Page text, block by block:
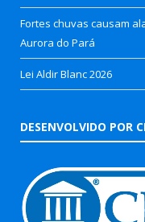
Fortes chuvas causam
Aurora do Pará
Lei Aldir Blanc 2026
DESENVOLVIDO POR